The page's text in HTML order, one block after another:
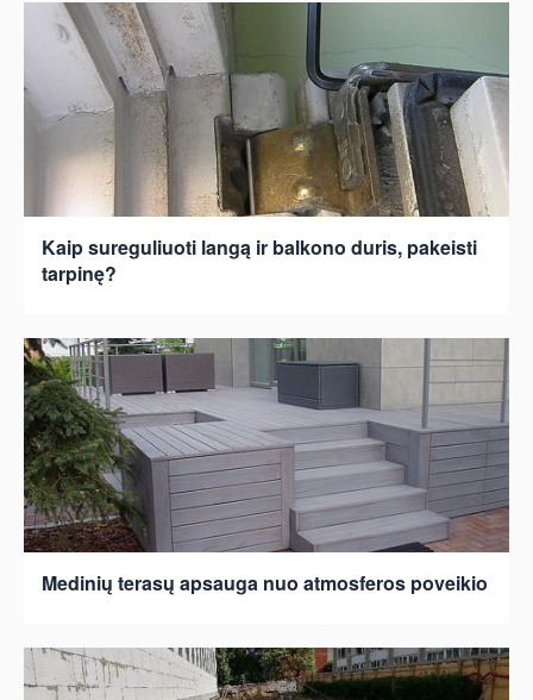
Kaip sureguliuoti langą ir balkono duris, pakeisti
tarpinę?
Medinių terasų apsauga nuo atmosferos poveikio